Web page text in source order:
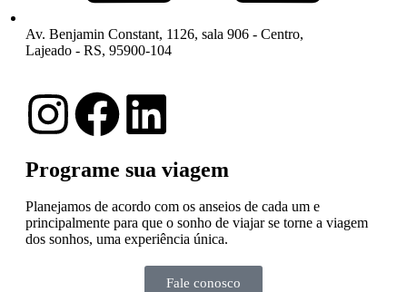
Av. Benjamin Constant, 1126, sala 906 - Centro,
Lajeado - RS, 95900-104
Programe sua viagem
Planejamos de acordo com os anseios de cada um e
principalmente para que o sonho de viajar se torne a viagem
dos sonhos, uma experiência única.
Fale conosco